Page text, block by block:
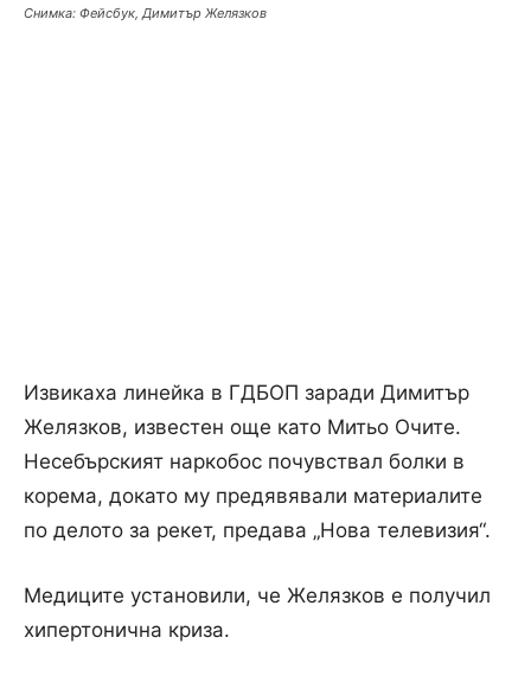
Снимка: Фейсбук, Димитър Желязков
Извикаха линейка в ГДБОП заради Димитър
Желязков, известен още като Митьо Очите.
Несебърският наркобос почувствал болки в
корема, докато му предявявали материалите
по делото за рекет, предава „Нова телевизия“.
Медиците установили, че Желязков е получил
хипертонична криза.